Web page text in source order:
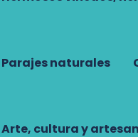
Parajes naturales
Arte, cultura y